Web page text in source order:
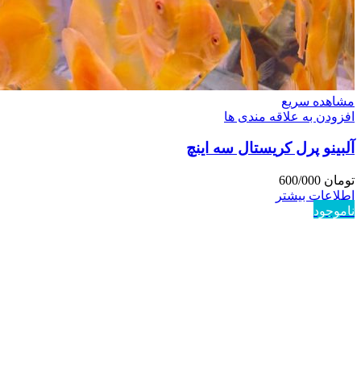
مشاهده سریع
افزودن به علاقه مندی ها
آلبینو پرل کریستال سه اینچ
تومان
اطلاعات بیشتر
ناموجود